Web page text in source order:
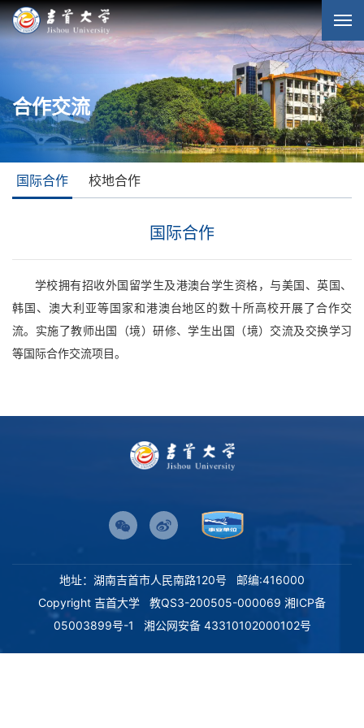
合作交流
国际合作 校地合作
国际合作
学校拥有招收外国留学生及港澳台学生资格，与美国、英国、
韩国、澳大利亚等国家和港澳台地区的数十所高校开展了合作交
流。实施了教师出国（境）研修、学生出国（境）交流及交换学习
等国际合作交流项目。
地址：湖南吉首市人民南路120号 邮编:416000
Copyright 吉首大学 教QS3-200505-000069 湘ICP备
05003899号-1 湘公网安备 43310102000102号